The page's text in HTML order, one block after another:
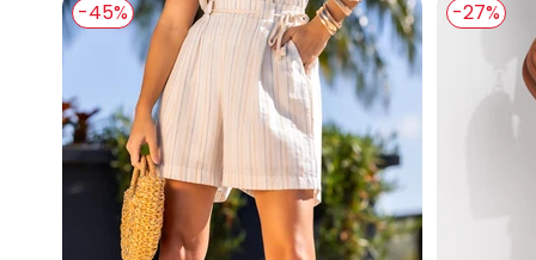
-45% -27%